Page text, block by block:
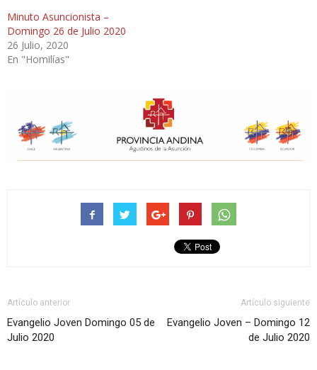
Minuto Asuncionista –
Domingo 26 de Julio 2020
26 Julio, 2020
En "Homilías"
Artículo anterior
Evangelio Joven Domingo 05 de
Julio 2020
Artículo siguiente
Evangelio Joven – Domingo 12
de Julio 2020